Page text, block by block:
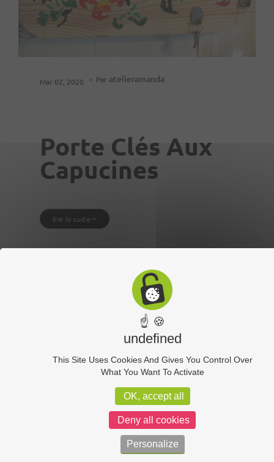
Mar 02, 2020 Par atelieramanda
Porte Clés Aux
Capucines
lire la suite
Contact
Mentions légales
Politique de confidentialité
Administration
☝ 🍪
undefined
This Site Uses Cookies And Gives You Control Over
What You Want To Activate
OK, accept all
Deny all cookies
Personalize